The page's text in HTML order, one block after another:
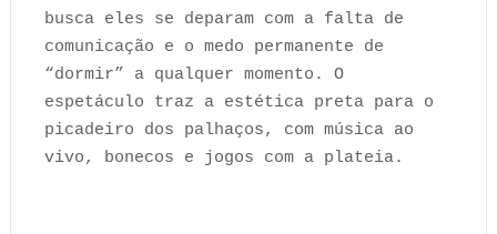
busca eles se deparam com a falta de
comunicação e o medo permanente de
“dormir” a qualquer momento. O
espetáculo traz a estética preta para o
picadeiro dos palhaços, com música ao
vivo, bonecos e jogos com a plateia.